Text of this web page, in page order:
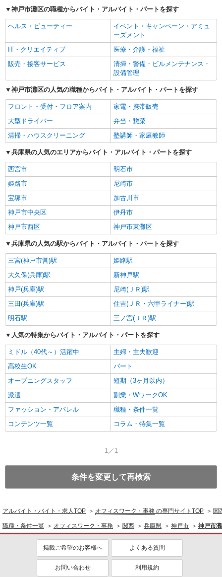
神戸市灘区の職種からバイト・アルバイト・パートを探す
ヘルス・ビューティー
イベント・キャンペーン・アミュ
ーズメント
IT・クリエイティブ
医療・介護・福祉
販売・接客サービス
清掃・警備・ビルメンテナンス・
設備管理
神戸市灘区の人気の職種からバイト・アルバイト・パートを探す
フロント・受付・フロア案内
家電・携帯販売
大型ドライバー
弁当・惣菜
清掃・ハウスクリーニング
塾講師・家庭教師
兵庫県の人気のエリアからバイト・アルバイト・パートを探す
西宮市
明石市
姫路市
尼崎市
宝塚市
加古川市
神戸市中央区
伊丹市
神戸市西区
神戸市東灘区
兵庫県の人気の駅からバイト・アルバイト・パートを探す
三宮(神戸市営)駅
姫路駅
大久保(兵庫)駅
新神戸駅
神戸(兵庫)駅
尼崎(ＪＲ)駅
三田(兵庫)駅
住吉(ＪＲ・六甲ライナー)駅
明石駅
三ノ宮(ＪＲ)駅
人気の特集からバイト・アルバイト・パートを探す
ミドル（40代～）活躍中
主婦・主夫歓迎
高校生OK
パート
オープニングスタッフ
短期（3ヶ月以内）
派遣
副業・WワークOK
ファッション・アパレル
職種・条件一覧
コンテンツ一覧
コラム・特集一覧
1／1
条件を変更して再検索
アルバイト・バイト・求人TOP オフィスワーク・事務 の専門サイトTOP 関
職種・条件一覧 オフィスワーク・事務 関西 兵庫県 神戸市 神戸市
掲載ご希望のお客様へ よくある質問
お問い合わせ 利用規約